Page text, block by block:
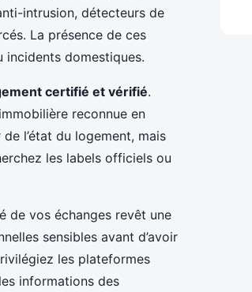
intrusion, détecteurs de
La présence de ces
incidents domestiques.
certifié et vérifié.
reconnue en
l’état du logement, mais
les labels officiels ou
de vos échanges revêt une
sensibles avant d’avoir
les plateformes
informations des